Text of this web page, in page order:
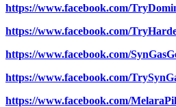
https://www.facebook.com/
https://www.facebook.com/
https://www.facebook.com/
https://www.facebook.com/
https://www.facebook.com/